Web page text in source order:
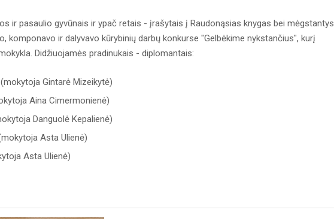
ir pasaulio gyvūnais ir ypač retais - įrašytais į Raudonąsias knygas bei mėgstantys
komponavo ir dalyvavo kūrybinių darbų konkurse "Gelbėkime nykstančius", kurį
Didžiuojamės pradinukais - diplomantais:
Gintarė Mizeikytė)
Aina Cimermonienė)
Danguolė Kepalienė)
Asta Ulienė)
Asta Ulienė)